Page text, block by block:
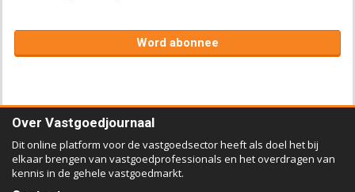
Word abonnee
Over Vastgoedjournaal
Dit online platform voor de vastgoedsector heeft als doel het bij
elkaar brengen van vastgoedprofessionals en het overdragen van
kennis in de gehele vastgoedmarkt.